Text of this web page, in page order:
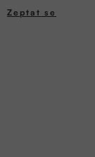
cena:
Zeptat se